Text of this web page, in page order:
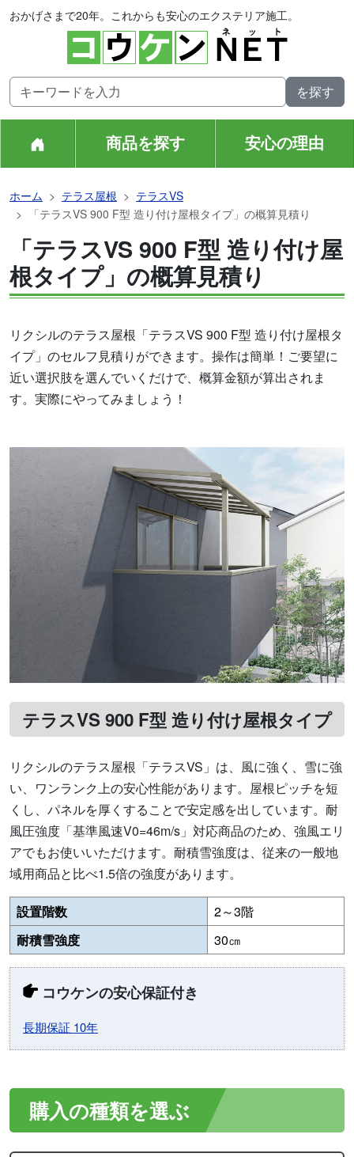
おかげさまで20年。これからも安心のエクステリア施工。
商品を探す 安心の理由
ホーム テラス屋根
テラスVS
「テラスVS 900 F型 造り付け屋根タイプ」の概算見積り
「テラスVS 900 F型 造り付け屋
根タイプ」の概算見積り
リクシルのテラス屋根「テラスVS 900 F型 造り付け屋根タ
イプ」のセルフ見積りができます。操作は簡単！ご要望に
近い選択肢を選んでいくだけで、概算金額が算出されま
す。実際にやってみましょう！
テラスVS 900 F型 造り付け屋根タイプ
リクシルのテラス屋根「テラスVS」は、風に強く、雪に強
い、ワンランク上の安心性能があります。屋根ピッチを短
くし、パネルを厚くすることで安定感を出しています。耐
風圧強度「基準風速V0=46m/s」対応商品のため、強風エリ
アでもお使いいただけます。耐積雪強度は、従来の一般地
域用商品と比べ1.5倍の強度があります。
設置階数
2～3階
耐積雪強度
30㎝
コウケンの安心保証付き
長期保証 10年
購入の種類を選ぶ